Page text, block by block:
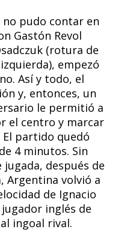
pudo contar en
Gastón Revol
(rotura de
empezó
Así y todo, el
y, entonces, un
le permitió a
el centro y marcar
partido quedó
4 minutos. Sin
después de
Argentina volvió a
de Ignacio
inglés de
ingoal rival.